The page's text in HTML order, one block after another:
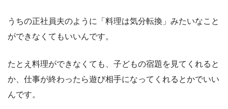
うちの正社員夫のように「料理は気分転換」みたいなこと
ができなくてもいいんです。
たとえ料理ができなくても、子どもの宿題を見てくれると
か、仕事が終わったら遊び相手になってくれるとかでいい
んです。